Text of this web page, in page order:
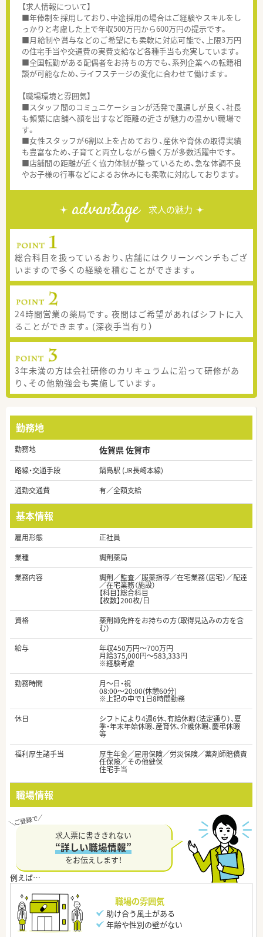
【求人情報について】
■年俸制を採用しており、中途採用の場合はご経験やスキルをし
っかりと考慮した上で年収500万円から600万円の提示です。
■月給制や賞与などのご希望にも柔軟に対応可能で、上限3万円
の住宅手当や交通費の実費支給など各種手当も充実しています。
■全国転勤がある配偶者をお持ちの方でも、系列企業への転籍相
談が可能なため、ライフステージの変化に合わせて働けます。
【職場環境と雰囲気】
■スタッフ間のコミュニケーションが活発で風通しが良く、社長
も頻繁に店舗へ顔を出すなど距離の近さが魅力の温かい職場で
す。
■女性スタッフが6割以上を占めており、産休や育休の取得実績
も豊富なため、子育てと両立しながら働く方が多数活躍中です。
■店舗間の距離が近く協力体制が整っているため、急な体調不良
やお子様の行事などによるお休みにも柔軟に対応しております。
advantage 求人の魅力
総合科目を扱っているおり、店舗にはクリーンベンチもござ
いますので多くの経験を積むことができます。
24時間営業の薬局です。夜間はご希望があればシフトに入
ることができます。(深夜手当有り）
3年未満の方は会社研修のカリキュラムに沿って研修があ
り、その他勉強会も実施しています。
勤務地
勤務地 佐賀県 佐賀市
路線・交通手段
鍋島駅 (JR長崎本線)
通勤交通費
有／全額支給
基本情報
雇用形態
正社員
業種
調剤薬局
業務内容
調剤／監査／服薬指導／在宅業務（居宅）／配達
／在宅業務（施設）
【科目】総合科目
【枚数】200枚/日
資格
薬剤師免許をお持ちの方（取得見込みの方を含
む）
給与
年収450万円～700万円
月給375,000円～583,333円
※経験考慮
勤務時間
月～日・祝
08:00～20:00(休憩60分)
※上記の中で1日8時間勤務
休日
シフトにより4週6休、有給休暇（法定通り）、夏
季・年末年始休暇、産育休、介護休暇、慶弔休暇
等
福利厚生諸手当
厚生年金／雇用保険／労災保険／薬剤師賠償責
任保険／その他健保
住宅手当
職場情報
求人票に書ききれない
“詳しい職場情報”
をお伝えします！
職場の雰囲気
助け合う風土がある
年齢や性別の壁がない